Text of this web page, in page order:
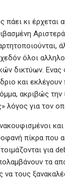
er at
s
A
p
p
n
g
πάει κι έρχεται
όλοι
δικτύων. Ενας
και
ακριβώς την
λόγος για τον
πίκρα που
για
τα
να τους